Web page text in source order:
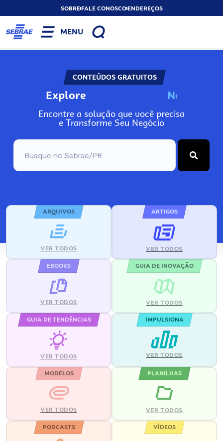
SOBREFALE CONOSCOENDEREÇOS
MENU
CONTEÚDOS GRATUITOS
Explore No
Encontre a solução que você precisa
e Transforme Seu Negócio
ARQUIVOS
VER TODOS
ARTIGOS
VER TODOS
EBOOKS
VER TODOS
GUIA DE INOVAÇÃO
VER TODOS
GUIA DE TENDÊNCIAS
VER TODOS
IMPULSIONA
VER TODOS
MODELOS
VER TODOS
PLANILHAS
VER TODOS
PODCASTS VÍDEOS